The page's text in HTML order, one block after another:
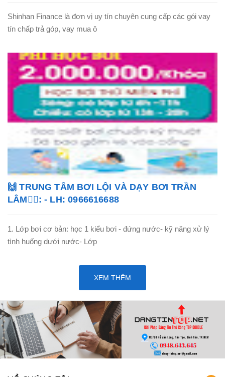
Shinhan Finance là đơn vị uy tín chuyên cung cấp các gói vay
tín chấp trả góp, vay mua ô
🙌 TRUNG TÂM BƠI LỘI VÀ DẠY BƠI TRẦN
LÂM🏊‍♂️: - LH: 0966616688
1. Lớp bơi cơ bản: học 1 kiểu bơi - đứng nước- kỹ năng xử lý
tình huống dưới nước- Lớp
XEM THÊM